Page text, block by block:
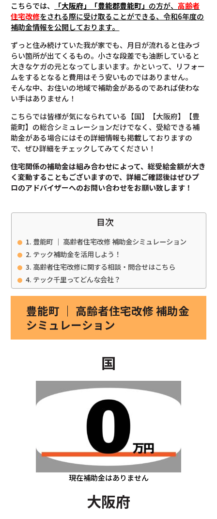
こちらでは、 「大阪府」「豊能郡豊能町」 の方が、 高齢者
住宅改修をされる際に受け取ることができる、令和6年度の
補助金情報を公開しております。
ずっと住み続けていた我が家でも、月日が流れると住みづ
らい箇所が出てくるもの。小さな段差でも油断していると
大きなケガの元となってしまいます。かといって、リフォー
ムをするとなると費用はそう安いものではありません。
そんな中、お住いの地域で補助金があるのであれば使わな
い手はありません！
こちらでは皆様が気になられている【国】【大阪府】【豊
能町】の総合シミュレーションだけでなく、受給できる補
助金がある場合にはその詳細情報も掲載しておりますの
で、ぜひ詳細をチェックしてみてください！
住宅関係の補助金は組み合わせによって、総受給金額が大き
く変動することもございますので、詳細ご確認後はぜひプ
ロのアドバイザーへのお問い合わせをお願い致します！
目次
豊能町 ｜ 高齢者住宅改修 補助金シミュレーション
テック補助金を活用しよう！
高齢者住宅改修に関する相談・問合せはこちら
テック千里ってどんな会社？
豊能町 ｜ 高齢者住宅改修 補助金
シミュレーション
国
現在補助金はありません
大阪府